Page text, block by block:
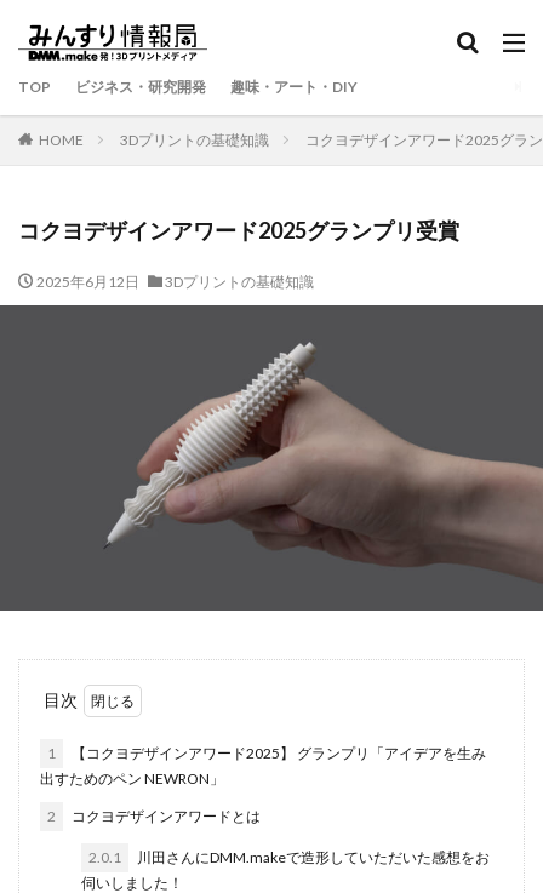
TOP ビジネス・研究開発 趣味・アート・DIY
HOME 3Dプリントの基礎知識 コクヨデザインアワード2025グラ
コクヨデザインアワード2025グランプリ受賞
2025年6月12日 3Dプリントの基礎知識
目次
1
【コクヨデザインアワード2025】 グランプリ「アイデアを生み
出すためのペン NEWRON」
2 コクヨデザインアワードとは
2.0.1
川田さんにDMM.makeで造形していただいた感想をお
伺いしました！